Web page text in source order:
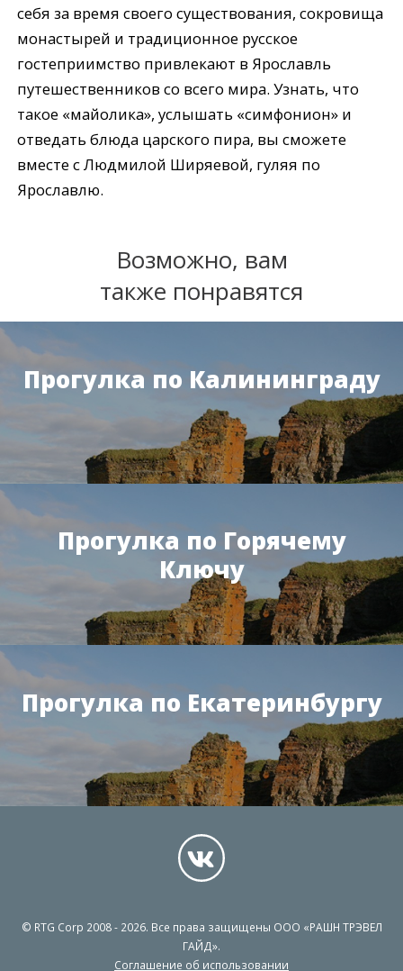
себя за время своего существования, сокровища
монастырей и традиционное русское
гостеприимство привлекают в Ярославль
путешественников со всего мира. Узнать, что
такое «майолика», услышать «симфонион» и
отведать блюда царского пира, вы сможете
вместе с Людмилой Ширяевой, гуляя по
Ярославлю.
Возможно, вам
также понравятся
Прогулка по Калининграду
Прогулка по Горячему
Ключу
Прогулка по Екатеринбургу
© RTG Corp 2008 - 2026. Все права защищены ООО «РАШН ТРЭВЕЛ
ГАЙД».
Соглашение об использовании